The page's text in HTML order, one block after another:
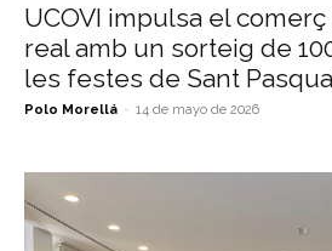
UCOVI impulsa el
real amb un sorteig de
les festes de Sant
Polo Morellá - 14 de mayo de 2026